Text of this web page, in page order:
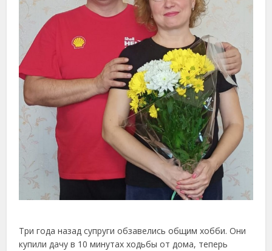
Три года назад супруги обзавелись общим хобби. Они
купили дачу в 10 минутах ходьбы от дома, теперь